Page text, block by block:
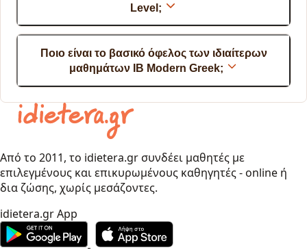
Level;
Ποιο είναι το βασικό όφελος των ιδιαίτερων
μαθημάτων IB Modern Greek;
Από το 2011, το idietera.gr συνδέει μαθητές με
επιλεγμένους και επικυρωμένους καθηγητές - online ή
δια ζώσης, χωρίς μεσάζοντες.
idietera.gr App